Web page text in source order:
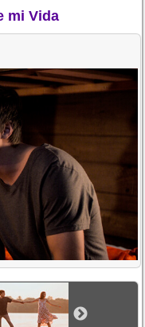
mi Vida